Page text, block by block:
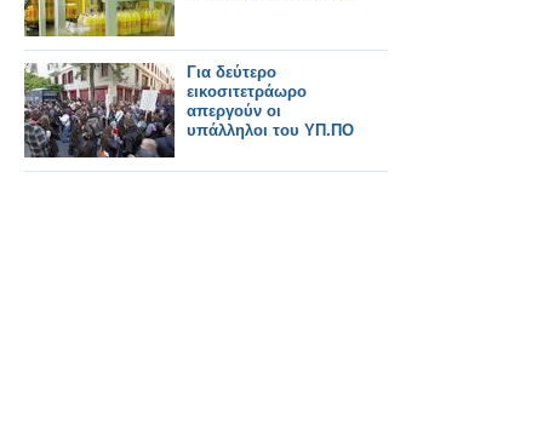
Για δεύτερο
εικοσιτετράωρο
απεργούν οι
υπάλληλοι του ΥΠ.ΠΟ